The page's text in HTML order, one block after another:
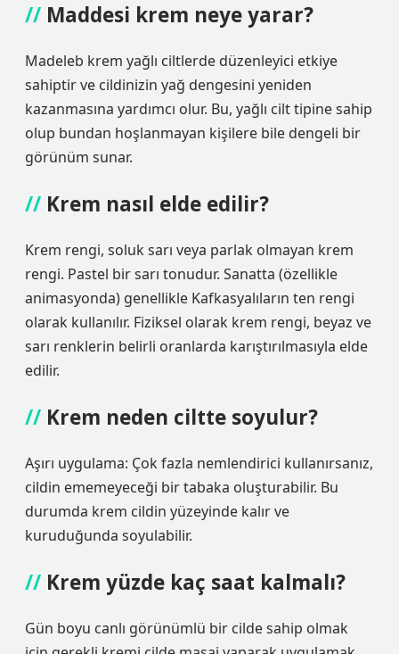
Maddesi krem neye yarar?
Madeleb krem ​​yağlı ciltlerde düzenleyici etkiye
sahiptir ve cildinizin yağ dengesini yeniden
kazanmasına yardımcı olur. Bu, yağlı cilt tipine sahip
olup bundan hoşlanmayan kişilere bile dengeli bir
görünüm sunar.
Krem nasıl elde edilir?
Krem rengi, soluk sarı veya parlak olmayan krem ​​
rengi. Pastel bir sarı tonudur. Sanatta (özellikle
animasyonda) genellikle Kafkasyalıların ten rengi
olarak kullanılır. Fiziksel olarak krem ​​rengi, beyaz ve
sarı renklerin belirli oranlarda karıştırılmasıyla elde
edilir.
Krem neden ciltte soyulur?
Aşırı uygulama: Çok fazla nemlendirici kullanırsanız,
cildin ememeyeceği bir tabaka oluşturabilir. Bu
durumda krem ​​cildin yüzeyinde kalır ve
kuruduğunda soyulabilir.
Krem yüzde kaç saat kalmalı?
Gün boyu canlı görünümlü bir cilde sahip olmak